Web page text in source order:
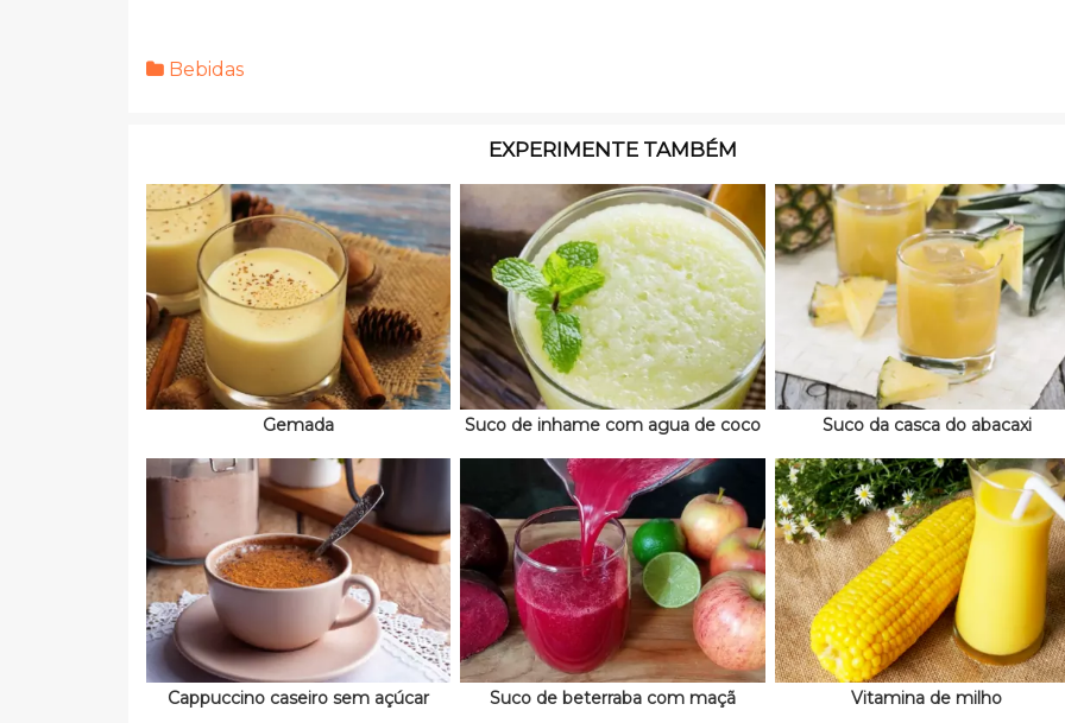
Bebidas
EXPERIMENTE TAMBÉM
Gemada Suco de inhame com agua de coco Suco da casca do abacaxi
Cappuccino caseiro sem açúcar Suco de beterraba com maçã Vitamina de milho